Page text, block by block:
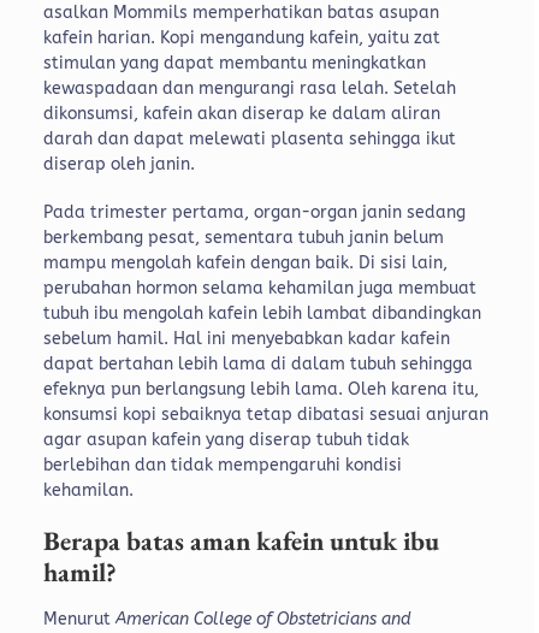
asalkan Mommils memperhatikan batas asupan
kafein harian. Kopi mengandung kafein, yaitu zat
stimulan yang dapat membantu meningkatkan
kewaspadaan dan mengurangi rasa lelah. Setelah
dikonsumsi, kafein akan diserap ke dalam aliran
darah dan dapat melewati plasenta sehingga ikut
diserap oleh janin.
Pada trimester pertama, organ-organ janin sedang
berkembang pesat, sementara tubuh janin belum
mampu mengolah kafein dengan baik. Di sisi lain,
perubahan hormon selama kehamilan juga membuat
tubuh ibu mengolah kafein lebih lambat dibandingkan
sebelum hamil. Hal ini menyebabkan kadar kafein
dapat bertahan lebih lama di dalam tubuh sehingga
efeknya pun berlangsung lebih lama. Oleh karena itu,
konsumsi kopi sebaiknya tetap dibatasi sesuai anjuran
agar asupan kafein yang diserap tubuh tidak
berlebihan dan tidak mempengaruhi kondisi
kehamilan.
Berapa batas aman kafein untuk ibu
hamil?
MenurutAmerican College of Obstetricians and